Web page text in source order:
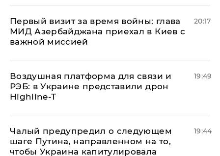
Первый визит за время войны: глава
МИД Азербайджана приехал в Киев с
важной миссией
20:17
Воздушная платформа для связи и
РЭБ: в Украине представили дрон
Highline-T
19:49
Чалый предупредил о следующем
шаге Путина, направленном на то,
чтобы Украина капитулировала
19:44